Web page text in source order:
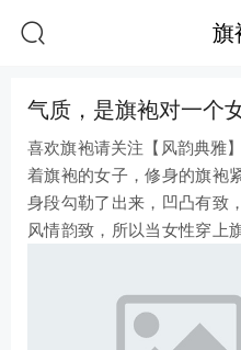
旗
气质，是旗袍对一个
喜欢旗袍请关注【风韵典雅
着旗袍的女子，修身的旗袍
身段勾勒了出来，凹凸有致
风情韵致，所以当女性穿上